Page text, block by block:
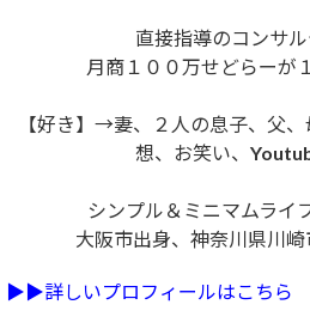
直接指導のコンサ
月商１００万せどらーが
【好き】→妻、２人の息子、父
想、お笑い、
シンプル＆ミニマムライ
大阪市出身、神奈川県川
▶︎▶︎詳しいプロフィールはこちら